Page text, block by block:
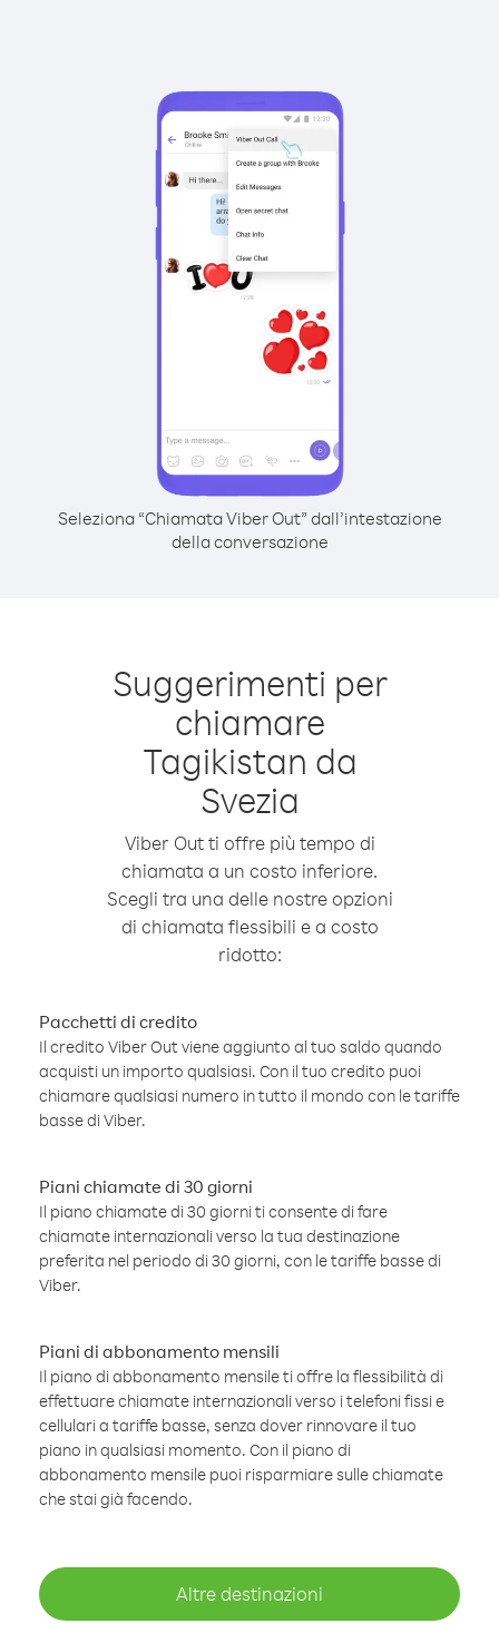
Seleziona “Chiamata Viber Out” dall’intestazione
della conversazione
Suggerimenti per
chiamare
Tagikistan da
Svezia
Viber Out ti offre più tempo di
chiamata a un costo inferiore.
Scegli tra una delle nostre opzioni
di chiamata flessibili e a costo
ridotto:
Pacchetti di credito
Il credito Viber Out viene aggiunto al tuo saldo quando
acquisti un importo qualsiasi. Con il tuo credito puoi
chiamare qualsiasi numero in tutto il mondo con le tariffe
basse di Viber.
Piani chiamate di 30 giorni
Il piano chiamate di 30 giorni ti consente di fare
chiamate internazionali verso la tua destinazione
preferita nel periodo di 30 giorni, con le tariffe basse di
Viber.
Piani di abbonamento mensili
Il piano di abbonamento mensile ti offre la flessibilità di
effettuare chiamate internazionali verso i telefoni fissi e
cellulari a tariffe basse, senza dover rinnovare il tuo
piano in qualsiasi momento. Con il piano di
abbonamento mensile puoi risparmiare sulle chiamate
che stai già facendo.
Altre destinazioni